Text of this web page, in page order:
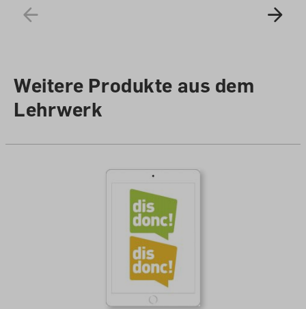
Weitere Produkte aus dem
Lehrwerk